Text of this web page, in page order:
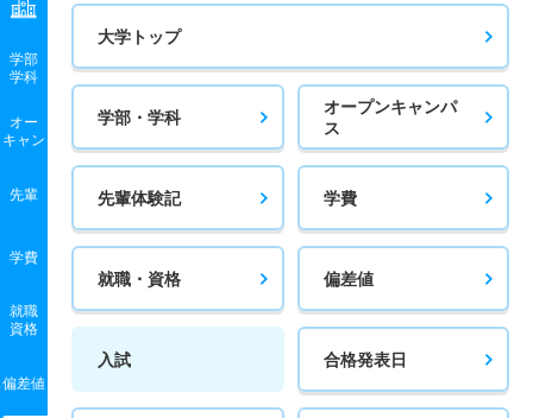
学部
学科
オー
キャン
先輩
学費
就職
資格
偏差値
大学トップ
学部・学科
オープンキャンパ
ス
先輩体験記 学費
就職・資格 偏差値
入試 合格発表日